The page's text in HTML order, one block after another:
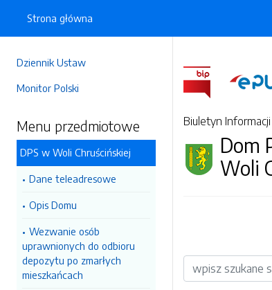
Dziennik Ustaw
Monitor Polski
Menu przedmiotowe
DPS w Woli Chruścińskiej
Dane teleadresowe
Opis Domu
Wezwanie osób
uprawnionych do odbioru
depozytu po zmarłych
mieszkańcach
Strona główna
Biuletyn
Dom
Woli
Wyszukiwarka